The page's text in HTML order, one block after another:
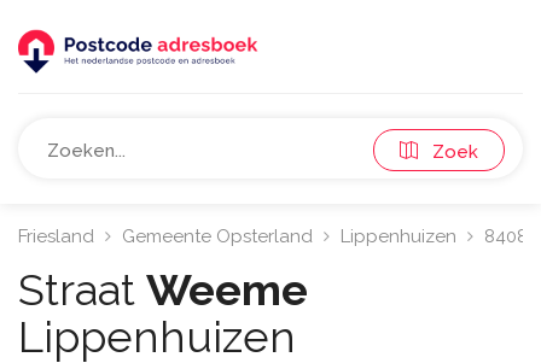
Zoek
Friesland Gemeente Opsterland Lippenhuizen 8408
Straat Weeme
Lippenhuizen